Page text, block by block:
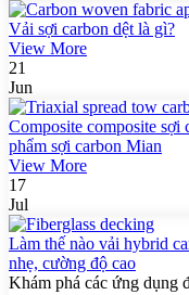
Vải sợi carbon dệt là gì?
View More
21
Jun
Composite composite sợi
phẩm sợi carbon Mian
View More
17
Jul
Làm thế nào vải hybrid
nhẹ, cường độ cao
Khám phá các ứng dụng